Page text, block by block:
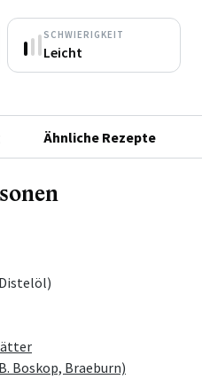
SCHWIERIGKEIT
Leicht
Ähnliche Rezepte
Boskop, Braeburn)